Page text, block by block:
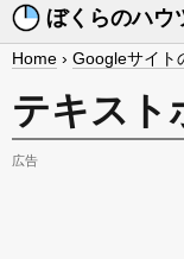
ぼくらのハウ
Home › Googleサイト
テキスト
広告